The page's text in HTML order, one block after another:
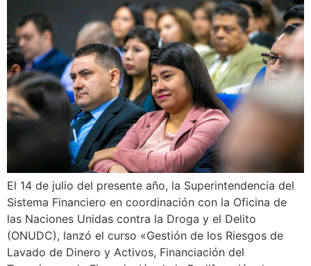
El 14 de julio del presente año, la Superintendencia del
Sistema Financiero en coordinación con la Oficina de
las Naciones Unidas contra la Droga y el Delito
(ONUDC), lanzó el curso «Gestión de los Riesgos de
Lavado de Dinero y Activos, Financiación del